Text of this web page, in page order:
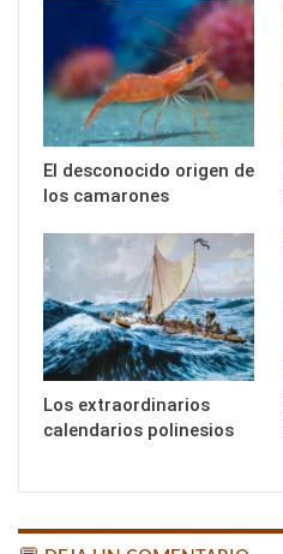
El desconocido origen de
los camarones
Los extraordinarios
calendarios polinesios